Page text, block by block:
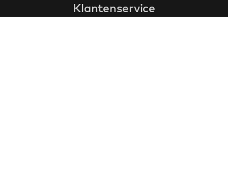
Klantenservice